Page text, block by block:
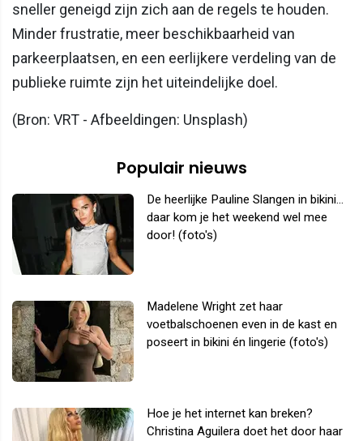
sneller geneigd zijn zich aan de regels te houden.
Minder frustratie, meer beschikbaarheid van
parkeerplaatsen, en een eerlijkere verdeling van de
publieke ruimte zijn het uiteindelijke doel.
(Bron: VRT - Afbeeldingen: Unsplash)
Populair nieuws
De heerlijke Pauline Slangen in bikini...
daar kom je het weekend wel mee
door! (foto's)
Madelene Wright zet haar
voetbalschoenen even in de kast en
poseert in bikini én lingerie (foto's)
Hoe je het internet kan breken?
Christina Aguilera doet het door haar